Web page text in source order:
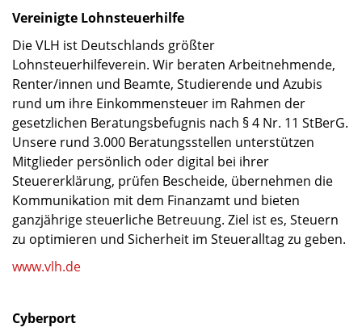
Vereinigte Lohnsteuerhilfe
Die VLH ist Deutschlands größter
Lohnsteuerhilfeverein. Wir beraten Arbeitnehmende,
Renter/innen und Beamte, Studierende und Azubis
rund um ihre Einkommensteuer im Rahmen der
gesetzlichen Beratungsbefugnis nach § 4 Nr. 11 StBerG.
Unsere rund 3.000 Beratungsstellen unterstützen
Mitglieder persönlich oder digital bei ihrer
Steuererklärung, prüfen Bescheide, übernehmen die
Kommunikation mit dem Finanzamt und bieten
ganzjährige steuerliche Betreuung. Ziel ist es, Steuern
zu optimieren und Sicherheit im Steueralltag zu geben.
www.vlh.de
Cyberport